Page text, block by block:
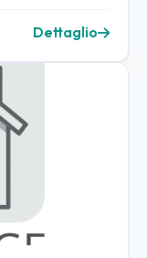
Dettaglio